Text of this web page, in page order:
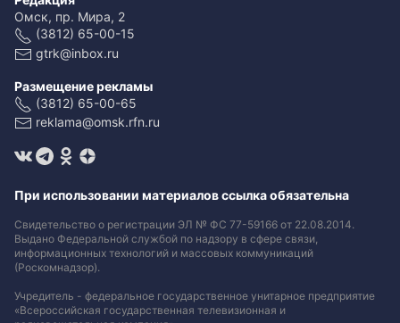
Омск, пр. Мира, 2
(3812) 65-00-15
gtrk@inbox.ru
Размещение рекламы
(3812) 65-00-65
reklama@omsk.rfn.ru
При использовании материалов ссылка обязательна
Свидетельство о регистрации ЭЛ № ФС 77-59166 от 22.08.2014.
Выдано Федеральной службой по надзору в сфере связи,
информационных технологий и массовых коммуникаций
(Роскомнадзор).
Учредитель - федеральное государственное унитарное предприятие
«Всероссийская государственная телевизионная и